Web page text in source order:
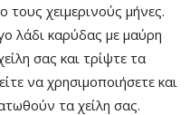
τους χειμερινούς μήνες.
λάδι καρύδας με μαύρη
σας και τρίψτε τα
να χρησιμοποιήσετε και
τα χείλη σας.